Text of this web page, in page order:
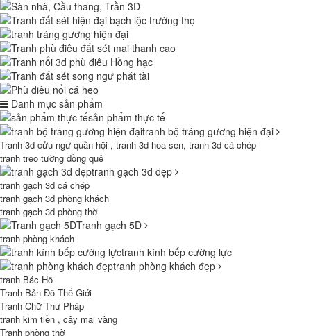
Danh mục sản phẩm
sản phẩm thực tế
tranh bộ tráng gương hiện đại
Tranh 3d cửu ngư quần hội , tranh 3d hoa sen, tranh 3d cá chép
tranh treo tường đồng quê
tranh gạch 3d đẹp
tranh gạch 3d cá chép
tranh gạch 3d phòng khách
tranh gạch 3d phòng thờ
Tranh gạch 5D
tranh phòng khách
tranh kính bếp cường lực
tranh phòng khách đẹp
tranh Bác Hồ
Tranh Bản Đồ Thế Giới
Tranh Chữ Thư Pháp
tranh kim tiền , cây mai vàng
Tranh phòng thờ